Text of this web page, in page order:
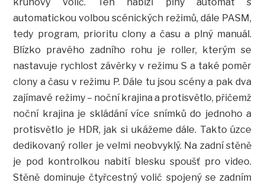
automatickou volbou scénických režimů, dále PASM,
tedy program, prioritu clony a času a plný manuál.
Blízko pravého zadního rohu je roller, kterým se
nastavuje rychlost závěrky v režimu S a také poměr
clony a času v režimu P. Dále tu jsou scény a pak dva
zajímavé režimy – noční krajina a protisvětlo, přičemž
noční krajina je skládání více snímků do jednoho a
protisvětlo je HDR, jak si ukážeme dále. Takto úzce
dedikovaný roller je velmi neobvyklý. Na zadní stěně
je pod kontrolkou nabití blesku spoušť pro video.
Stěně dominuje čtyřcestný volič spojený se zadním